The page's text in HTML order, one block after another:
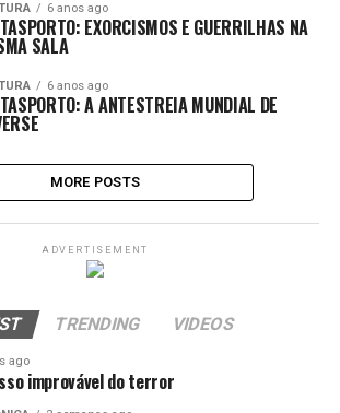
6 anos ago
EXORCISMOS E GUERRILHAS NA
SALA
6 anos ago
A ANTESTREIA MUNDIAL DE
MORE POSTS
ADVERTISEMENT
TRENDING VIDEOS
ago
improvável do terror